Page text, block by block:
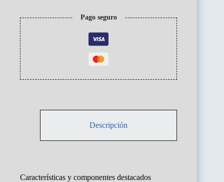
Pago seguro
Descripción
Características y componentes destacados